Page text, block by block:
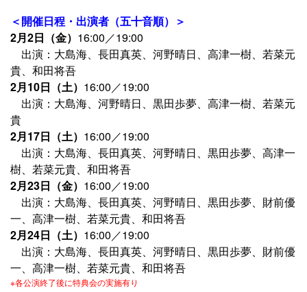
＜開催日程・出演者（五十音順）＞
2月2日（金） 16:00／19:00
出演：大島海、長田真英、河野晴日、高津一樹、若菜元
貴、和田将吾
2月10日（土） 16:00／19:00
出演：大島海、河野晴日、黒田歩夢、高津一樹、若菜元
貴
2月17日（土） 16:00／19:00
出演：大島海、長田真英、河野晴日、黒田歩夢、高津一
樹、若菜元貴、和田将吾
2月23日（金） 16:00／19:00
出演：大島海、長田真英、河野晴日、黒田歩夢、財前優
一、高津一樹、若菜元貴、和田将吾
2月24日（土） 16:00／19:00
出演：大島海、長田真英、河野晴日、黒田歩夢、財前優
一、高津一樹、若菜元貴、和田将吾
※各公演終了後に特典会の実施有り